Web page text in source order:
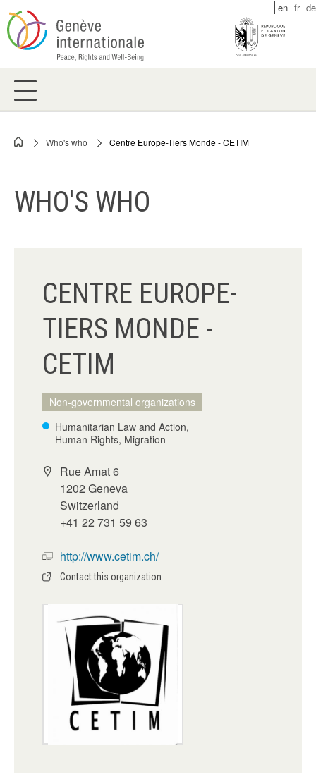
Skip
to
main
en fr de
Breadcrumb
Who's who Centre Europe-Tiers Monde - CETIM
WHO'S WHO
CENTRE EUROPE-
TIERS MONDE -
CETIM
Non-governmental organizations
Humanitarian Law and Action,
Human Rights, Migration
Rue Amat 6
1202 Geneva
Switzerland
+41 22 731 59 63
http://www.cetim.ch/
Contact this organization